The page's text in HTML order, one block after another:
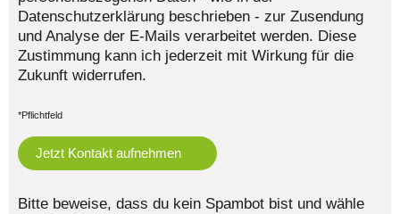
Datenschutzerklärung beschrieben - zur Zusendung
und Analyse der E-Mails verarbeitet werden. Diese
Zustimmung kann ich jederzeit mit Wirkung für die
Zukunft widerrufen.
*Pflichtfeld
Bitte beweise, dass du kein Spambot bist und wähle